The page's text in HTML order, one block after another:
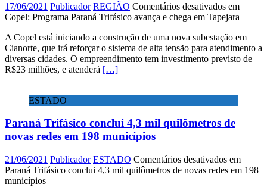
17/06/2021 Publicador REGIÃO Comentários desativados em
Copel: Programa Paraná Trifásico avança e chega em Tapejara
A Copel está iniciando a construção de uma nova subestação em
Cianorte, que irá reforçar o sistema de alta tensão para atendimento a
diversas cidades. O empreendimento tem investimento previsto de
R$23 milhões, e atenderá […]
ESTADO
Paraná Trifásico conclui 4,3 mil quilômetros de
novas redes em 198 municípios
21/06/2021 Publicador ESTADO Comentários desativados em
Paraná Trifásico conclui 4,3 mil quilômetros de novas redes em 198
municípios